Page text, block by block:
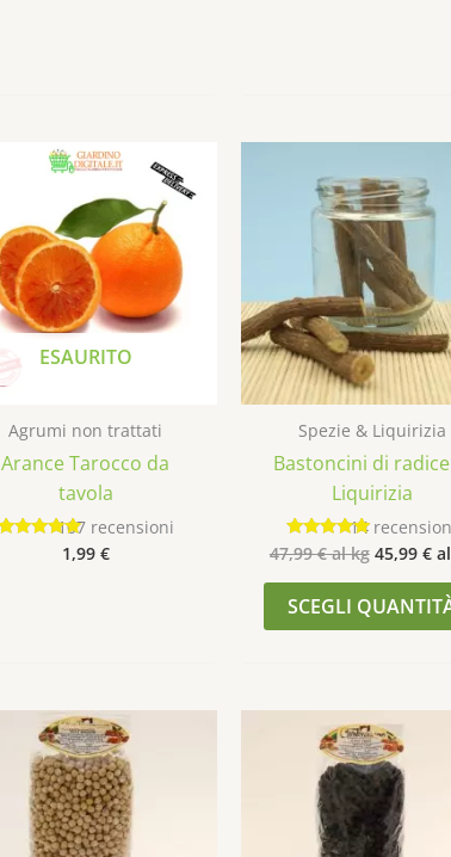
ESAURITO
Agrumi non trattati
Arance Tarocco da
tavola
Valutato
107 recensioni
1,99 €
Spezie & Liquirizia
Bastoncini di
Liquirizia
Valutato
4.86
su 5
14
47,99€al kg 45,99 €
SCEGLI